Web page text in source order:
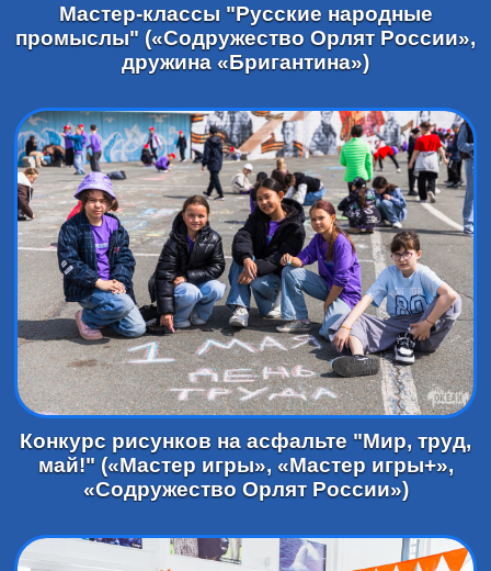
Мастер-классы "Русские народные
промыслы" («Содружество Орлят России»,
дружина «Бригантина»)
Конкурс рисунков на асфальте "Мир, труд,
май!" («Мастер игры», «Мастер игры+»,
«Содружество Орлят России»)